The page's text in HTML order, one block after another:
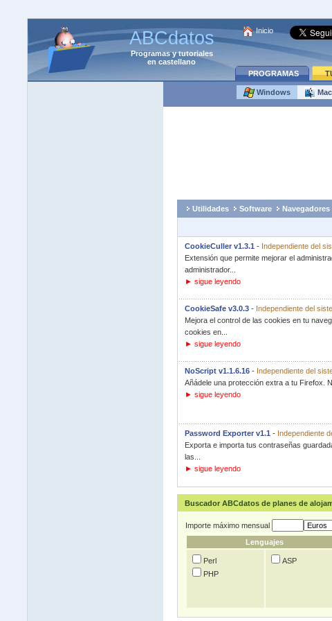
ABCdatos
Programasytutoriales
en castellano
Inicio
PROGRAMAS
Windows Mac
Utilidades Software Navegadores
CookieCuller v1.3.1 - Independiente del
Extensión que permite mejorar el
administrador...
► sigue leyendo
CookieSafe v3.0.3- Independiente del
Mejora el control de las cookies en tu
cookies en...
► sigue leyendo
NoScript v1.1.6.16- Independiente del
Añádele una protección extra a tu Firefox.
► sigue leyendo
Password Exporter v1.1 - Independiente
Exporta e importa tus contraseñas
las...
► sigue leyendo
Buscador ABCdatos de planes de
Importe máximo mensual
Lenguajes
Perl
PHP
ASP